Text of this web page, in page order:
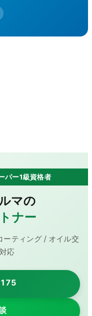
パー1級資格者
マの
ナー
ティング / オイル交
応